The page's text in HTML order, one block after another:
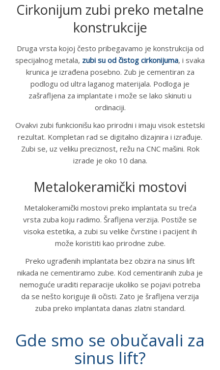
Cirkonijum zubi preko metalne
konstrukcije
Druga vrsta kojoj često pribegavamo je konstrukcija od
specijalnog metala, zubi su od čistog cirkonijuma, i svaka
krunica je izrađena posebno. Zub je cementiran za
podlogu od ultra laganog materijala. Podloga je
zašrafljena za implantate i može se lako skinuti u
ordinaciji.
Ovakvi zubi funkcionišu kao prirodni i imaju visok estetski
rezultat. Kompletan rad se digitalno dizajnira i izrađuje.
Zubi se, uz veliku preciznost, režu na CNC mašini. Rok
izrade je oko 10 dana.
Metalokeramički mostovi
Metalokeramički mostovi preko implantata su treća
vrsta zuba koju radimo. Šrafljena verzija. Postiže se
visoka estetika, a zubi su velike čvrstine i pacijent ih
može koristiti kao prirodne zube.
Preko ugrađenih implantata bez obzira na sinus lift
nikada ne cementiramo zube. Kod cementiranih zuba je
nemoguće uraditi reparacije ukoliko se pojavi potreba
da se nešto koriguje ili očisti. Zato je šrafljena verzija
zuba preko implantata danas zlatni standard.
Gde smo se obučavali za
sinus lift?